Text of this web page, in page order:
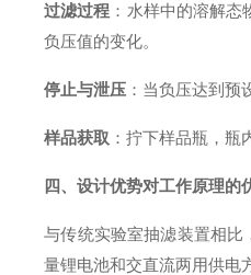
过滤过程 ：水样中的溶解
负压值的变化。
停止与泄压 ：当负压达到
样品获取 ：拧下样品瓶，
四、设计优势对工作原理的
与传统实验室抽滤装置相
量锂电池和交直流两用供电